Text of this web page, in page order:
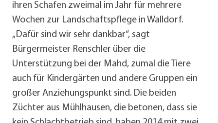
ihren Schafen zweimal im Jahr für mehrere
Wochen zur Landschaftspflege in Walldorf.
„Dafür sind wir sehr dankbar“, sagt
Bürgermeister Renschler über die
Unterstützung bei der Mahd, zumal die Tiere
auch für Kindergärten und andere Gruppen ein
großer Anziehungspunkt sind. Die beiden
Züchter aus Mühlhausen, die betonen, dass sie